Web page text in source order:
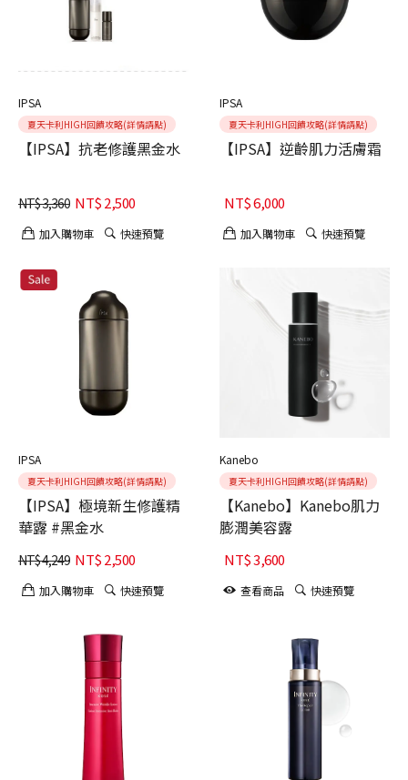
IPSA
夏天卡利HIGH回饋攻略(詳情請點)
【IPSA】抗老修護黑金水
NT$3,360 NT$2,500
加入購物車 快速預覽
IPSA
夏天卡利HIGH回饋攻略(詳情請點)
【IPSA】逆齡肌力活膚霜
NT$6,000
加入購物車 快速預覽
IPSA
夏天卡利HIGH回饋攻略(詳情請點)
【IPSA】極境新生修護精
華露 #黑金水
NT$4,249 NT$2,500
加入購物車 快速預覽
Kanebo
夏天卡利HIGH回饋攻略(詳情請點)
【Kanebo】Kanebo肌力
膨潤美容露
NT$3,600
查看商品 快速預覽